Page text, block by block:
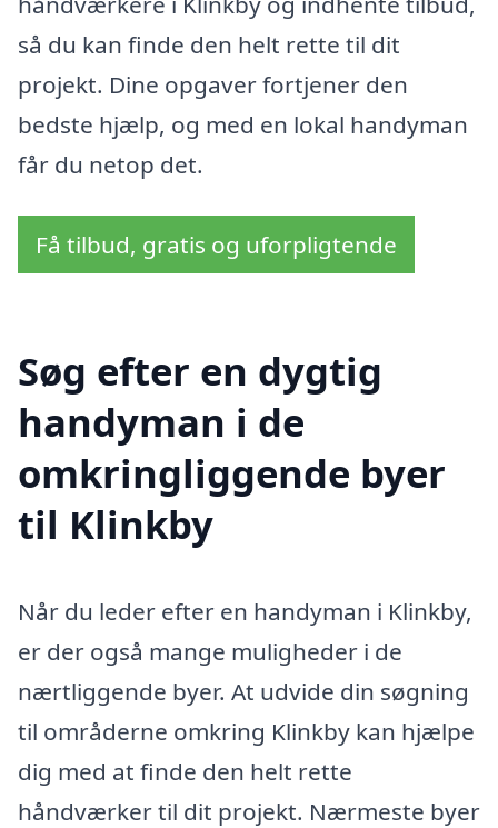
så du kan finde den helt rette til dit
projekt. Dine opgaver fortjener den
bedste hjælp, og med en lokal handyman
får du netop det.
Få tilbud, gratis og uforpligtende
Søg efter en dygtig
handyman i de
omkringliggende byer
til Klinkby
Når du leder efter en handyman i Klinkby,
er der også mange muligheder i de
nærtliggende byer. At udvide din søgning
til områderne omkring Klinkby kan hjælpe
dig med at finde den helt rette
håndværker til dit projekt. Nærmeste byer